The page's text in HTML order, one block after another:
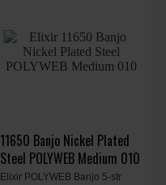
11650 Banjo Nickel Plated
Steel POLYWEB Medium 010
Elixir POLYWEB Banjo 5-str